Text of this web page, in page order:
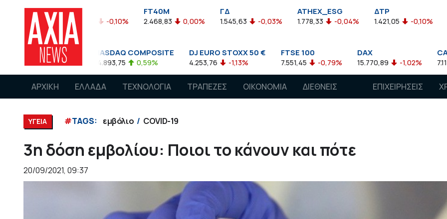
FTASE
3.774,48 -0,10% 2.468,83 0,00%
ΓΔ
1.545,63 -0,03% 1.778,33 -0,04%
ΔΤΡ
1.421,05 -0,10% 2.211,72
NASDAQ COMPOSITE
14.893,75 0,59%
DJ EURO STOXX 50 €
4.253,76 -1,13%
FTSE 100
7.551,45 -0,79%
DAX
15.770,89 -1,02% 7.118,50 -1,15%
ΑΡΧΙΚΗ ΕΛΛΑΔΑ ΤΕΧΝΟΛΟΓΙΑ ΤΡΑΠΕΖΕΣ ΟΙΚΟΝΟΜΙΑ
ΔΙΕΘΝΕΙΣ
ΕΠΙΧΕΙΡΗΣΕΙΣ
ΥΓΕΙΑ #TAGS: εμβόλιο COVID-19
3η δόση εμβολίου: Ποιοι το κάνουν και πότε
20/09/2021, 09:37